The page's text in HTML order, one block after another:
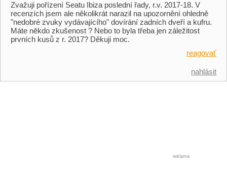
Zvažuji pořízení Seatu Ibiza poslední řady, r.v. 2017-18. V
recenzích jsem ale několikrát narazil na upozornění ohledně
"nedobré zvuky vydávajícího" dovírání zadních dveří a kufru.
Máte někdo zkušenost ? Nebo to byla třeba jen záležitost
prvních kusů z r. 2017? Děkuji moc.
reagovať
nahlásit
reklama